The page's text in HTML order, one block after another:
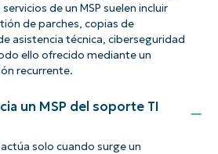
de un MSP suelen incluir
de parches, copias de
asistencia técnica, ciberseguridad
ello ofrecido mediante un
recurrente.
un MSP del soporte TI
solo cuando surge un